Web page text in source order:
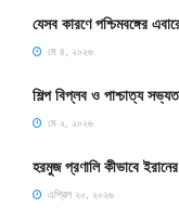
যেসব কারণে পশ্চিমবঙ্গের
মে ৪, ২০২৬
শিল্প বিপ্লব ও পাশ্চাত্য
মে ২, ২০২৬
হরমুজ প্রণালি কীভাবে
এপ্রিল ২০, ২০২৬